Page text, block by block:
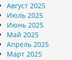
Август 2025
Июль 2025
Июнь 2025
Май 2025
Апрель 2025
Март 2025